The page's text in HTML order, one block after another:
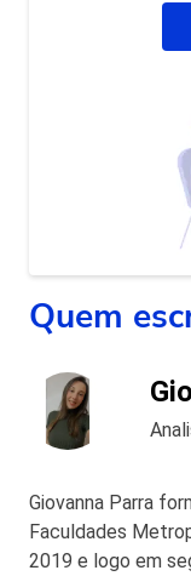
Quem
Giovanna Parra
Faculdades
2019 e logo em